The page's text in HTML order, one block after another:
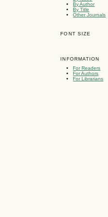
By Author
By Title
Other Journals
FONT SIZE
INFORMATION
For Readers
For Authors
For Librarians